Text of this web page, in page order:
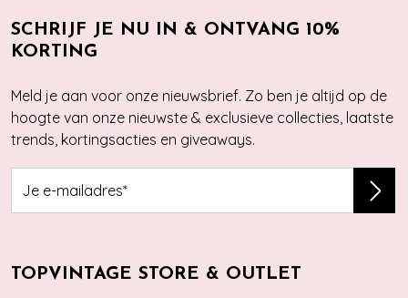
SCHRIJF JE NU IN & ONTVANG 10%
KORTING
Meld je aan voor onze nieuwsbrief. Zo ben je altijd op de
hoogte van onze nieuwste & exclusieve collecties, laatste
trends, kortingsacties en giveaways.
TOPVINTAGE STORE & OUTLET